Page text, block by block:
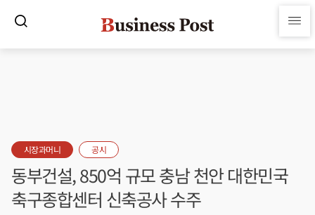
시장과머니 공시
동부건설, 850억 규모 충남 천안 대한민국
축구종합센터 신축공사 수주